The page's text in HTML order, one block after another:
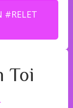
#RELET
Toi